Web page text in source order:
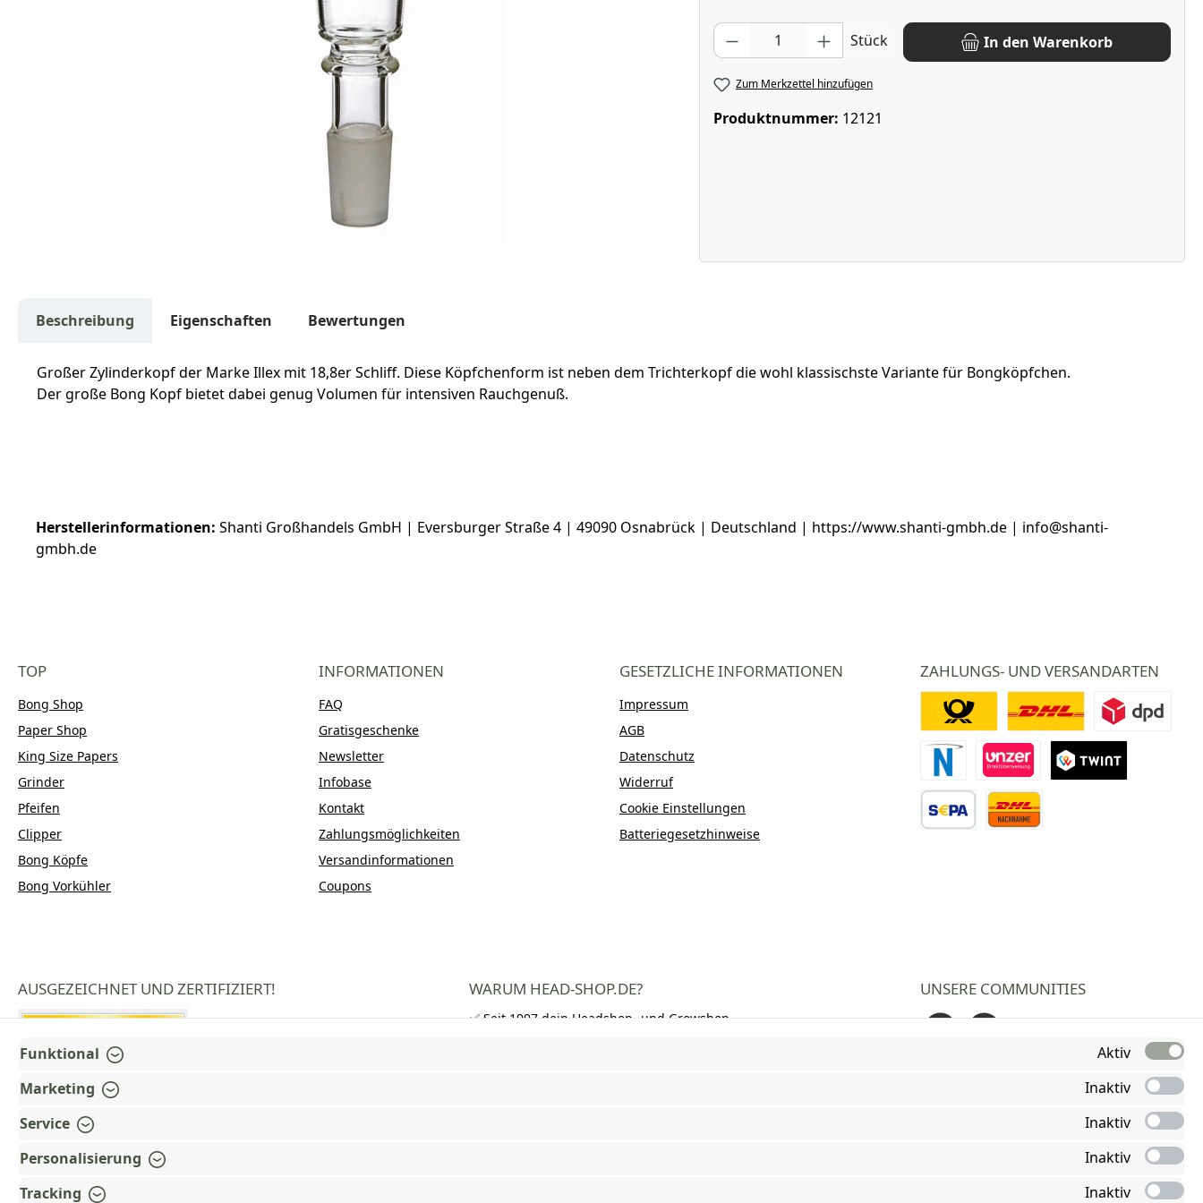
Produkt Anzahl: Gib den gewünschten Wert ein oder benutze die Schaltflächen
Stück In den Warenkorb
Zum Merkzettel hinzufügen
Produktnummer: 12121
Beschreibung Eigenschaften Bewertungen
Großer Zylinderkopf der Marke Illex mit 18,8er Schliff. Diese Köpfchenform ist neben dem Trichterkopf die wohl klassischste Variante für Bongköpfchen.
Der große Bong Kopf bietet dabei genug Volumen für intensiven Rauchgenuß.
Herstellerinformationen: Shanti Großhandels GmbH | Eversburger Straße 4 | 49090 Osnabrück | Deutschland | https://www.shanti-gmbh.de | info@shanti-
gmbh.de
TOP
Bong Shop
Paper Shop
King Size Papers
Grinder
Pfeifen
Clipper
Bong Köpfe
Bong Vorkühler
INFORMATIONEN
FAQ
Gratisgeschenke
Newsletter
Infobase
Kontakt
Zahlungsmöglichkeiten
Versandinformationen
Coupons
GESETZLICHE INFORMATIONEN
Impressum
AGB
Datenschutz
Widerruf
Cookie Einstellungen
Batteriegesetzhinweise
ZAHLUNGS- UND VERSANDARTEN
Novalnet ZahlungDirektüberweisung
Deutsche PostDHL DPD
AUSGEZEICHNET UND ZERTIFIZIERT! WARUM HEAD-SHOP.DE?
✅ Seit 1997 dein Headshop- und Growshop-
UNSERE COMMUNITIES
Funktional
Aktiv
Marketing
Inaktiv
Service
Inaktiv
Personalisierung
Inaktiv
Tracking
Inaktiv